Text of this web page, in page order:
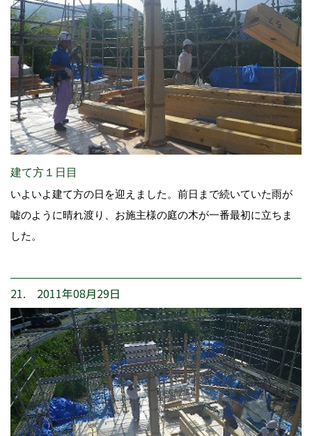
建て方１日目
いよいよ建て方の日を迎えました。前日まで続いていた雨が
嘘のように晴れ渡り、お施主様の庭の木が一番最初に立ちま
した。
21. 2011年08月29日